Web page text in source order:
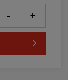
- +